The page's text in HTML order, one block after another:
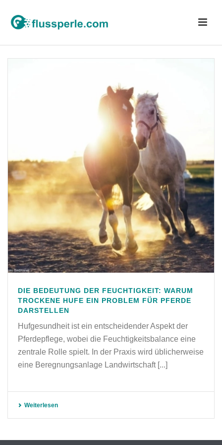
DIE BEDEUTUNG DER FEUCHTIGKEIT: WARUM
TROCKENE HUFE EIN PROBLEM FÜR PFERDE
DARSTELLEN
Hufgesundheit ist ein entscheidender Aspekt der
Pferdepflege, wobei die Feuchtigkeitsbalance eine
zentrale Rolle spielt. In der Praxis wird üblicherweise
eine Beregnungsanlage Landwirtschaft [...]
Weiterlesen